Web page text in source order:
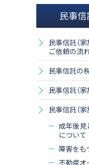
民事
民事信託（
ご依頼の流
民事信託の
民事信託（
民事信託（
成年後見
について
障害をも
不動産オ